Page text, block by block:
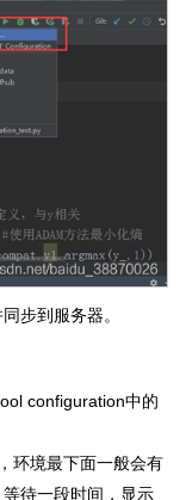
步到服务器。
configuration中的
环境最下面一般会有
待一段时间，显示